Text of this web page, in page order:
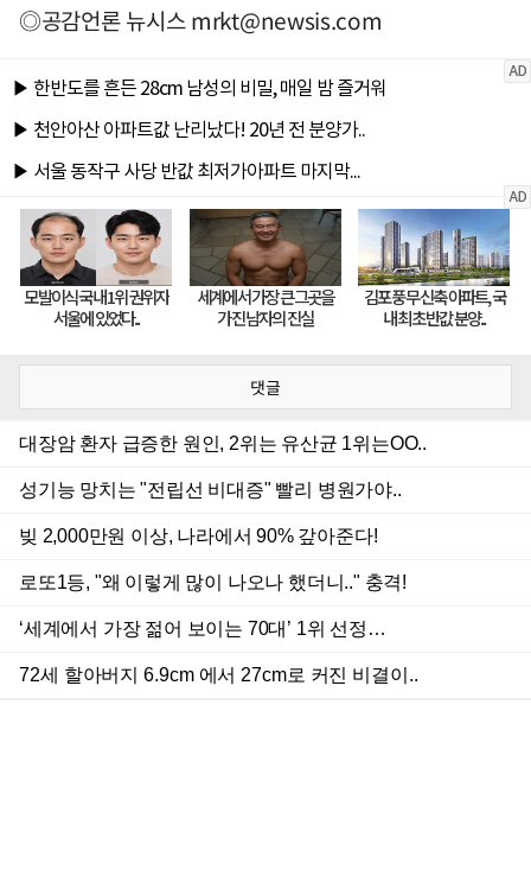
◎공감언론 뉴시스mrkt@newsis.com
댓글